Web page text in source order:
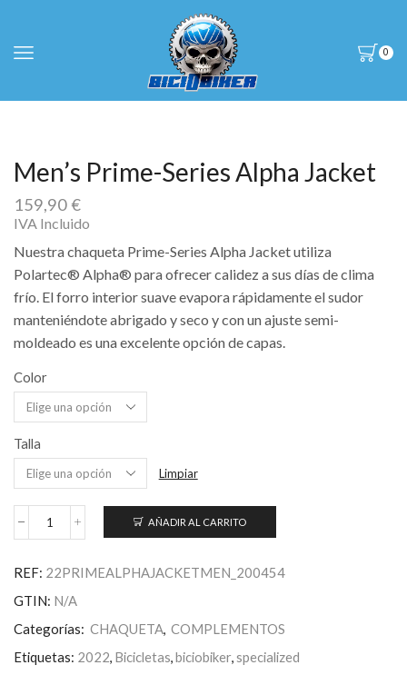
0
Men’s Prime-Series Alpha Jacket
159,90€
IVA Incluido
Nuestra chaqueta Prime-Series Alpha Jacket utiliza
Polartec® Alpha® para ofrecer calidez a sus días de clima
frío. El forro interior suave evapora rápidamente el sudor
manteniéndote abrigado y seco y con un ajuste semi-
moldeado es una excelente opción de capas.
Color
Talla
Limpiar
Men's
Alpha
Jacket
cantidad
AÑADIR AL CARRITO
REF: 22PRIMEALPHAJACKETMEN_200454
GTIN: N/A
Categorías: CHAQUETA, COMPLEMENTOS
Etiquetas: 2022, Bicicletas,biciobiker,specialized